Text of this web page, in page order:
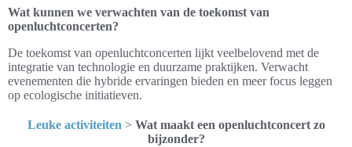
Wat kunnen we verwachten van de toekomst van
openluchtconcerten?
De toekomst van openluchtconcerten lijkt veelbelovend met de
integratie van technologie en duurzame praktijken. Verwacht
evenementen die hybride ervaringen bieden en meer focus leggen
op ecologische initiatieven.
Leuke activiteiten > Wat maakt een openluchtconcert zo
bijzonder?